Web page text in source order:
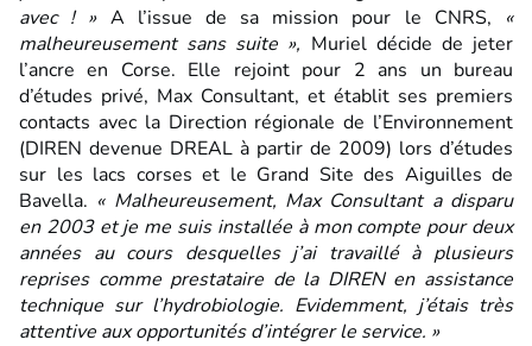
avec ! »A l’issue de sa mission pour le CNRS, «
malheureusement sans suite », Muriel décide de jeter
l’ancre en Corse. Elle rejoint pour 2 ans un bureau
d’études privé, Max Consultant, et établit ses premiers
contacts avec la Direction régionale de l’Environnement
(DIREN devenue DREAL à partir de 2009) lors d’études
sur les lacs corses et le Grand Site des Aiguilles de
Bavella. « Malheureusement, Max Consultant a disparu
en 2003 et je me suis installée à mon compte pour deux
années au cours desquelles j’ai travaillé à plusieurs
reprises comme prestataire de la DIREN en assistance
technique sur l’hydrobiologie. Evidemment, j’étais très
attentive aux opportunités d’intégrer le service. »